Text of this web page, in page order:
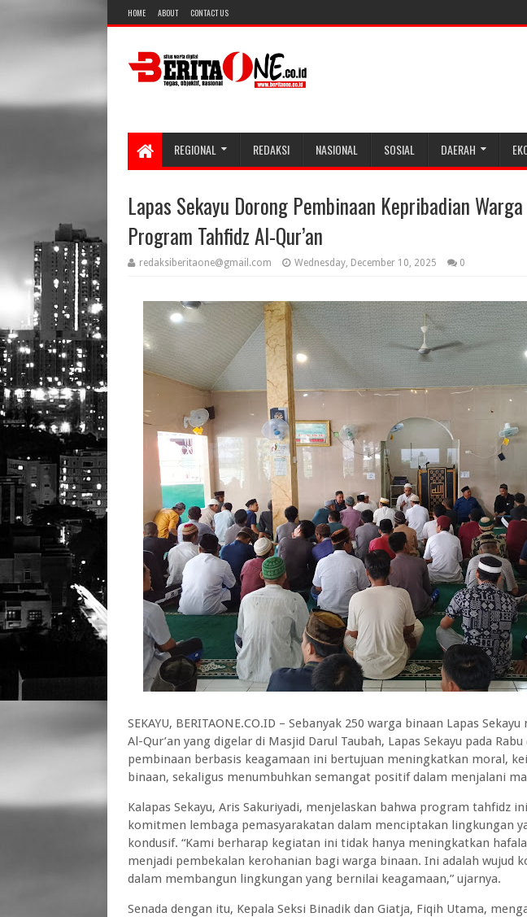
HOME ABOUT CONTACT US
REGIONAL REDAKSI NASIONAL SOSIAL DAERAH
Lapas Sekayu Dorong Pembinaan Kepribadian
Program Tahfidz Al-Qur’an
redaksiberitaone@gmail.com Wednesday, December 10, 2025 0
SEKAYU, BERITAONE.CO.ID – Sebanyak 250 warga binaan Lapas
Al-Qur’an yang digelar di Masjid Darul Taubah, Lapas Sekayu pada
pembinaan berbasis keagamaan ini bertujuan meningkatkan moral,
binaan, sekaligus menumbuhkan semangat positif dalam menjalani
Kalapas Sekayu, Aris Sakuriyadi, menjelaskan bahwa program tahfidz
komitmen lembaga pemasyarakatan dalam menciptakan lingkungan
kondusif. “Kami berharap kegiatan ini tidak hanya meningkatkan
menjadi pembekalan kerohanian bagi warga binaan. Ini adalah wujud
dalam membangun lingkungan yang bernilai keagamaan,” ujarnya.
Senada dengan itu, Kepala Seksi Binadik dan Giatja, Fiqih Utama,